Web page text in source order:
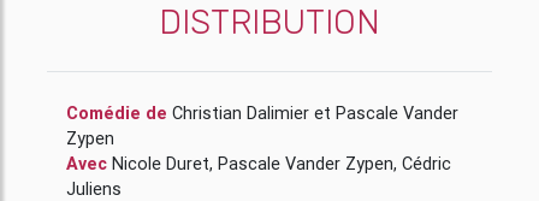
DISTRIBUTION
Comédie de Christian Dalimier et Pascale Vander
Zypen
Avec Nicole Duret, Pascale Vander Zypen, Cédric
Juliens